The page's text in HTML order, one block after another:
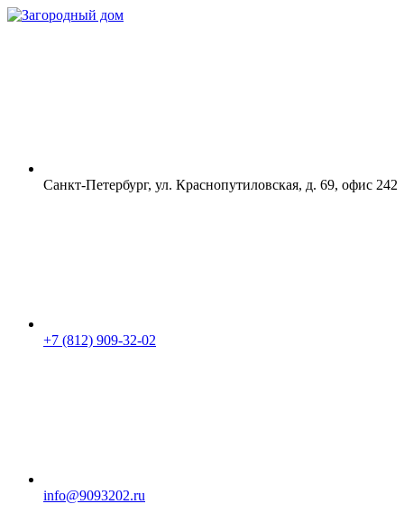
Санкт-Петербург, ул. Краснопутиловская, д. 69, офис 242
+7 (812) 909-32-02
info@9093202.ru